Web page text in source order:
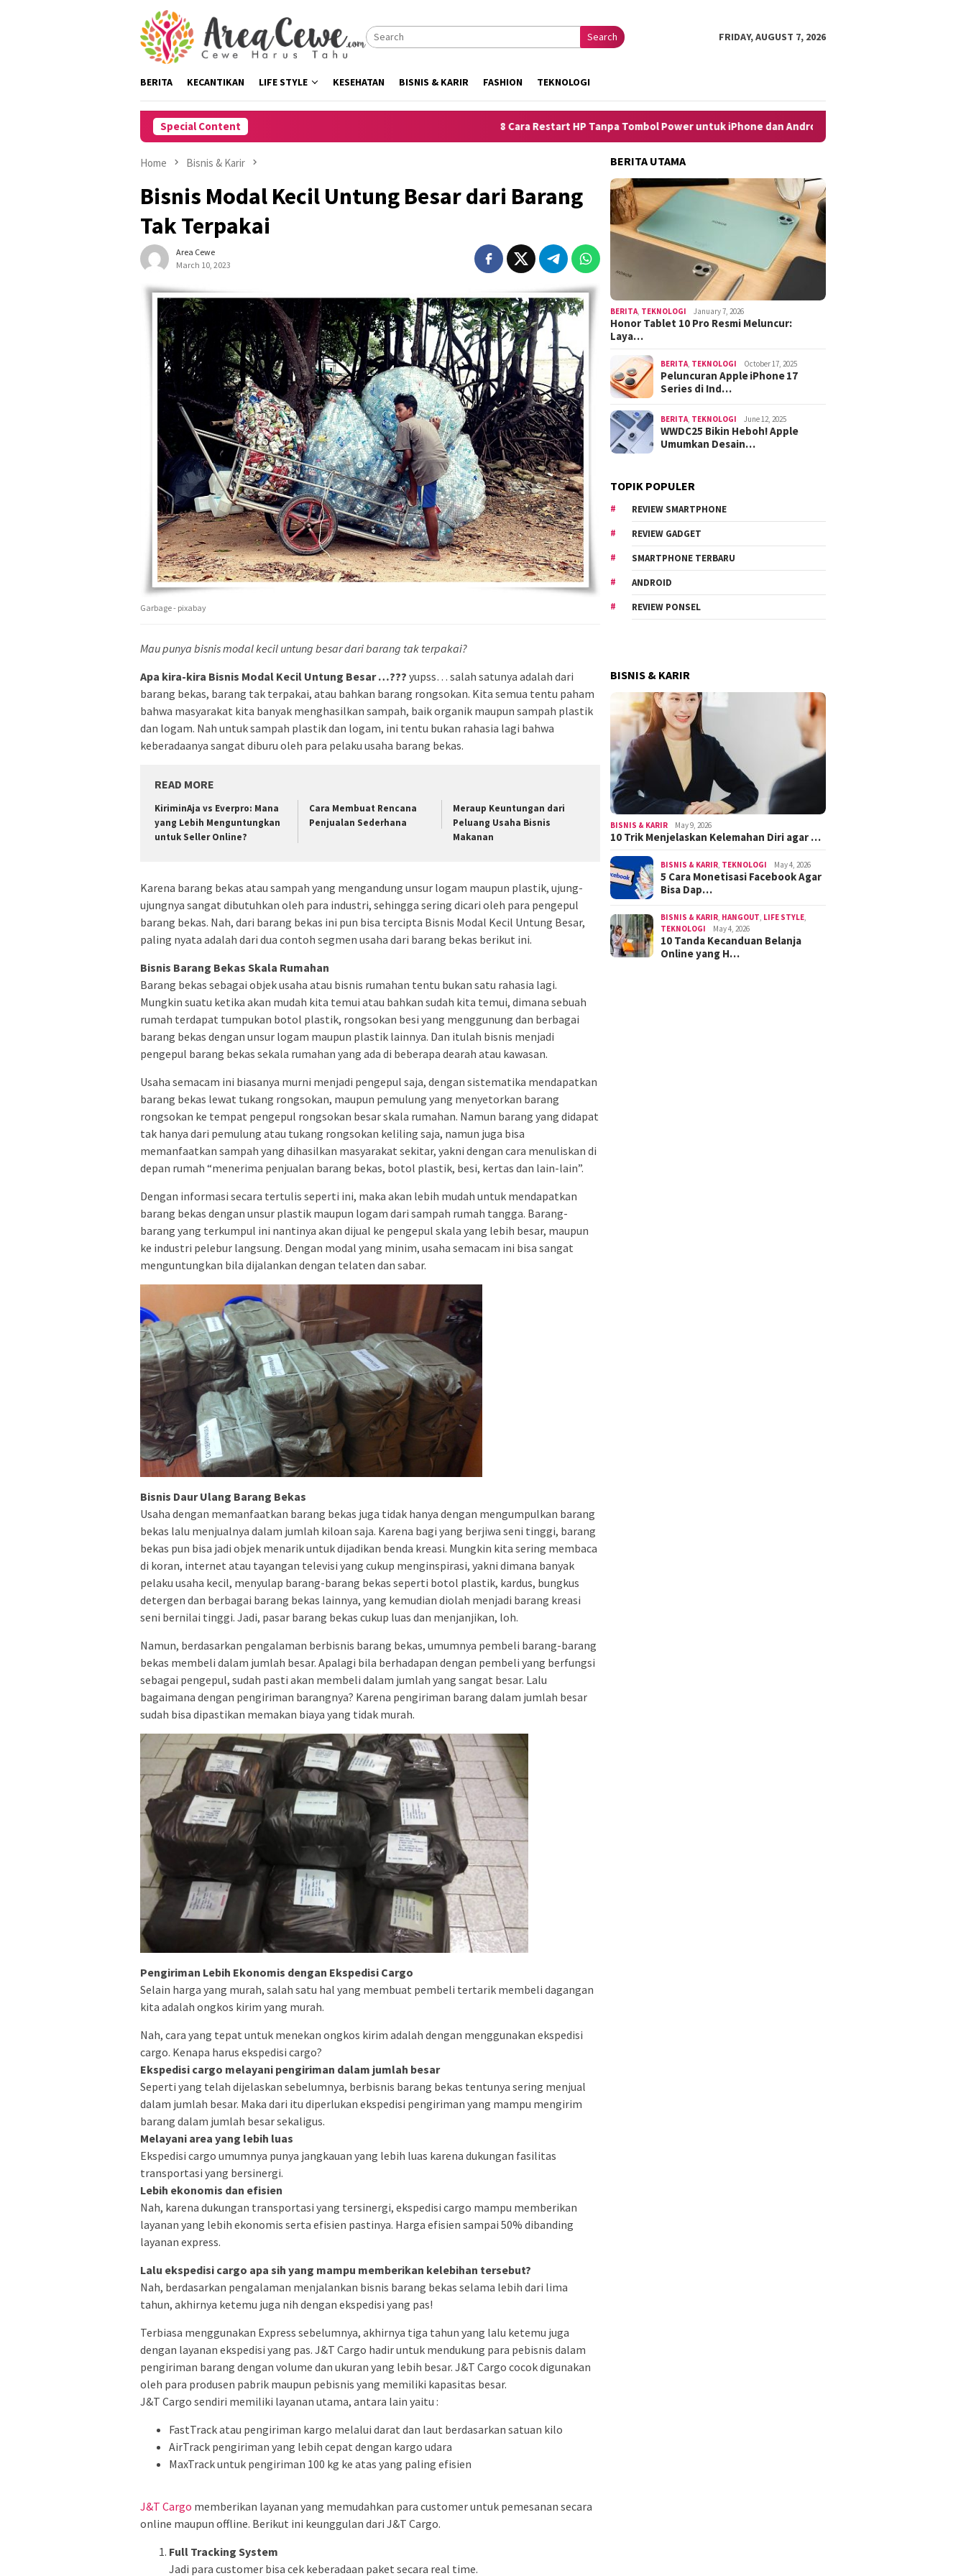
Search FRIDAY, AUGUST 7, 2026
BERITA KECANTIKAN LIFE STYLE KESEHATAN BISNIS & KARIR FASHION TEKNOLOGI
Special Content 8 Cara Restart HP Tanpa Tombol Power untuk iPhone dan Android dengan Mudah
Home Bisnis & Karir
Bisnis Modal Kecil Untung Besar dari Barang
Tak Terpakai
Area Cewe
March 10, 2023
Garbage - pixabay
Mau punya bisnis modal kecil untung besar dari barang tak terpakai?
Apa kira-kira Bisnis Modal Kecil Untung Besar …??? yupss… salah satunya adalah dari
barang bekas, barang tak terpakai, atau bahkan barang rongsokan. Kita semua tentu paham
bahwa masyarakat kita banyak menghasilkan sampah, baik organik maupun sampah plastik
dan logam. Nah untuk sampah plastik dan logam, ini tentu bukan rahasia lagi bahwa
keberadaanya sangat diburu oleh para pelaku usaha barang bekas.
READ MORE
KiriminAja vs Everpro: Mana
yang Lebih Menguntungkan
untuk Seller Online?
Cara Membuat Rencana
Penjualan Sederhana
Meraup Keuntungan dari
Peluang Usaha Bisnis
Makanan
Karena barang bekas atau sampah yang mengandung unsur logam maupun plastik, ujung-
ujungnya sangat dibutuhkan oleh para industri, sehingga sering dicari oleh para pengepul
barang bekas. Nah, dari barang bekas ini pun bisa tercipta Bisnis Modal Kecil Untung Besar,
paling nyata adalah dari dua contoh segmen usaha dari barang bekas berikut ini.
Bisnis Barang Bekas Skala Rumahan
Barang bekas sebagai objek usaha atau bisnis rumahan tentu bukan satu rahasia lagi.
Mungkin suatu ketika akan mudah kita temui atau bahkan sudah kita temui, dimana sebuah
rumah terdapat tumpukan botol plastik, rongsokan besi yang menggunung dan berbagai
barang bekas dengan unsur logam maupun plastik lainnya. Dan itulah bisnis menjadi
pengepul barang bekas sekala rumahan yang ada di beberapa dearah atau kawasan.
Usaha semacam ini biasanya murni menjadi pengepul saja, dengan sistematika mendapatkan
barang bekas lewat tukang rongsokan, maupun pemulung yang menyetorkan barang
rongsokan ke tempat pengepul rongsokan besar skala rumahan. Namun barang yang didapat
tak hanya dari pemulung atau tukang rongsokan keliling saja, namun juga bisa
memanfaatkan sampah yang dihasilkan masyarakat sekitar, yakni dengan cara menuliskan di
depan rumah “menerima penjualan barang bekas, botol plastik, besi, kertas dan lain-lain”.
Dengan informasi secara tertulis seperti ini, maka akan lebih mudah untuk mendapatkan
barang bekas dengan unsur plastik maupun logam dari sampah rumah tangga. Barang-
barang yang terkumpul ini nantinya akan dijual ke pengepul skala yang lebih besar, maupun
ke industri pelebur langsung. Dengan modal yang minim, usaha semacam ini bisa sangat
menguntungkan bila dijalankan dengan telaten dan sabar.
Bisnis Daur Ulang Barang Bekas
Usaha dengan memanfaatkan barang bekas juga tidak hanya dengan mengumpulkan barang
bekas lalu menjualnya dalam jumlah kiloan saja. Karena bagi yang berjiwa seni tinggi, barang
bekas pun bisa jadi objek menarik untuk dijadikan benda kreasi. Mungkin kita sering membaca
di koran, internet atau tayangan televisi yang cukup menginspirasi, yakni dimana banyak
pelaku usaha kecil, menyulap barang-barang bekas seperti botol plastik, kardus, bungkus
detergen dan berbagai barang bekas lainnya, yang kemudian diolah menjadi barang kreasi
seni bernilai tinggi. Jadi, pasar barang bekas cukup luas dan menjanjikan, loh.
Namun, berdasarkan pengalaman berbisnis barang bekas, umumnya pembeli barang-barang
bekas membeli dalam jumlah besar. Apalagi bila berhadapan dengan pembeli yang berfungsi
sebagai pengepul, sudah pasti akan membeli dalam jumlah yang sangat besar. Lalu
bagaimana dengan pengiriman barangnya? Karena pengiriman barang dalam jumlah besar
sudah bisa dipastikan memakan biaya yang tidak murah.
Pengiriman Lebih Ekonomis dengan Ekspedisi Cargo
Selain harga yang murah, salah satu hal yang membuat pembeli tertarik membeli dagangan
kita adalah ongkos kirim yang murah.
Nah, cara yang tepat untuk menekan ongkos kirim adalah dengan menggunakan ekspedisi
cargo. Kenapa harus ekspedisi cargo?
Ekspedisi cargo melayani pengiriman dalam jumlah besar
Seperti yang telah dijelaskan sebelumnya, berbisnis barang bekas tentunya sering menjual
dalam jumlah besar. Maka dari itu diperlukan ekspedisi pengiriman yang mampu mengirim
barang dalam jumlah besar sekaligus.
Melayani area yang lebih luas
Ekspedisi cargo umumnya punya jangkauan yang lebih luas karena dukungan fasilitas
transportasi yang bersinergi.
Lebih ekonomis dan efisien
Nah, karena dukungan transportasi yang tersinergi, ekspedisi cargo mampu memberikan
layanan yang lebih ekonomis serta efisien pastinya. Harga efisien sampai 50% dibanding
layanan express.
Lalu ekspedisi cargo apa sih yang mampu memberikan kelebihan tersebut?
Nah, berdasarkan pengalaman menjalankan bisnis barang bekas selama lebih dari lima
tahun, akhirnya ketemu juga nih dengan ekspedisi yang pas!
Terbiasa menggunakan Express sebelumnya, akhirnya tiga tahun yang lalu ketemu juga
dengan layanan ekspedisi yang pas. J&T Cargo hadir untuk mendukung para pebisnis dalam
pengiriman barang dengan volume dan ukuran yang lebih besar. J&T Cargo cocok digunakan
oleh para produsen pabrik maupun pebisnis yang memiliki kapasitas besar.
J&T Cargo sendiri memiliki layanan utama, antara lain yaitu :
FastTrack atau pengiriman kargo melalui darat dan laut berdasarkan satuan kilo
AirTrack pengiriman yang lebih cepat dengan kargo udara
MaxTrack untuk pengiriman 100 kg ke atas yang paling efisien
J&T Cargo memberikan layanan yang memudahkan para customer untuk pemesanan secara
online maupun offline. Berikut ini keunggulan dari J&T Cargo.
Full Tracking System
Jadi para customer bisa cek keberadaan paket secara real time.
BERITA UTAMA
BERITA TEKNOLOGI January 7, 2026
Honor Tablet 10 Pro Resmi Meluncur:
Laya…
BERITA TEKNOLOGI October 17, 2025
Peluncuran Apple iPhone 17
Series di Ind…
BERITA TEKNOLOGI June 12, 2025
WWDC25 Bikin Heboh! Apple
Umumkan Desain…
TOPIK POPULER
REVIEW SMARTPHONE
REVIEW GADGET
SMARTPHONE TERBARU
ANDROID
REVIEW PONSEL
BISNIS & KARIR
BISNIS & KARIR May 9, 2026
10 Trik Menjelaskan Kelemahan Diri agar …
BISNIS & KARIR TEKNOLOGI May 4, 2026
5 Cara Monetisasi Facebook Agar
Bisa Dap…
BISNIS & KARIR HANGOUT LIFE STYLE
TEKNOLOGI
May 4, 2026
10 Tanda Kecanduan Belanja
Online yang H…